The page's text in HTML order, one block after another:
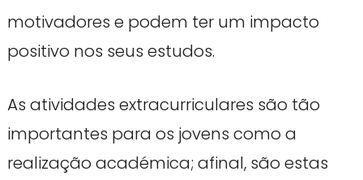
motivadores e podem ter um impacto
positivo nos seus estudos.
As atividades extracurriculares são tão
importantes para os jovens como a
realização académica; afinal, são estas